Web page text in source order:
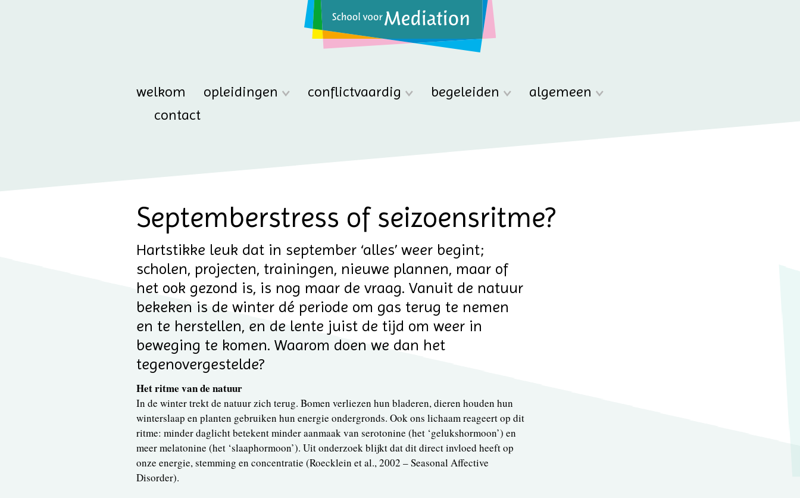
welkom opleidingen conflictvaardig begeleiden
algemeen
contact
Septemberstress of seizoensritme?
Hartstikke leuk dat in september ‘alles’ weer begint;
scholen, projecten, trainingen, nieuwe plannen, maar of
het ook gezond is, is nog maar de vraag. Vanuit de natuur
bekeken is de winter dé periode om gas terug te nemen
en te herstellen, en de lente juist de tijd om weer in
beweging te komen. Waarom doen we dan het
tegenovergestelde?
Het ritme van de natuur
In de winter trekt de natuur zich terug. Bomen verliezen hun bladeren, dieren houden hun
winterslaap en planten gebruiken hun energie ondergronds. Ook ons lichaam reageert op dit
ritme: minder daglicht betekent minder aanmaak van serotonine (het ‘gelukshormoon’) en
meer melatonine (het ‘slaaphormoon’). Uit onderzoek blijkt dat dit direct invloed heeft op
onze energie, stemming en concentratie (Roecklein et al., 2002 – Seasonal Affective
Disorder).